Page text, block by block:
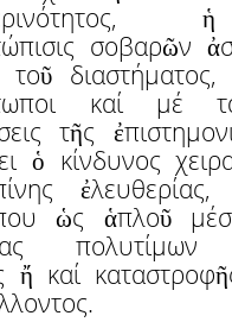
σοβαρῶν
τοῦ διαστήματος,
καί μέ
τῆς
ὁ κίνδυνος
ὡς ἁπλοῦ
πολυτίμων
ἤ καί